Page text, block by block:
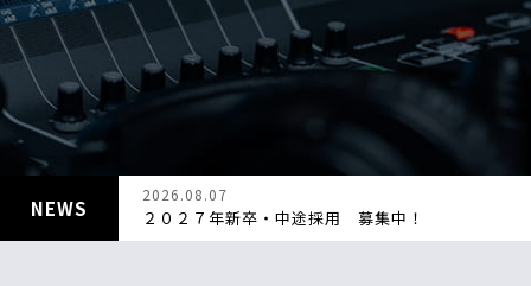
CONTACT
NEWS
2026.08.07
２０２７年新卒・中途採用 募集中！